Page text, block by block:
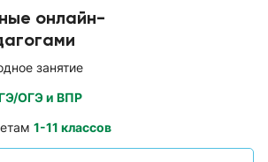
онлайн-
занятие
ОГЭ и ВПР
1-11 классов